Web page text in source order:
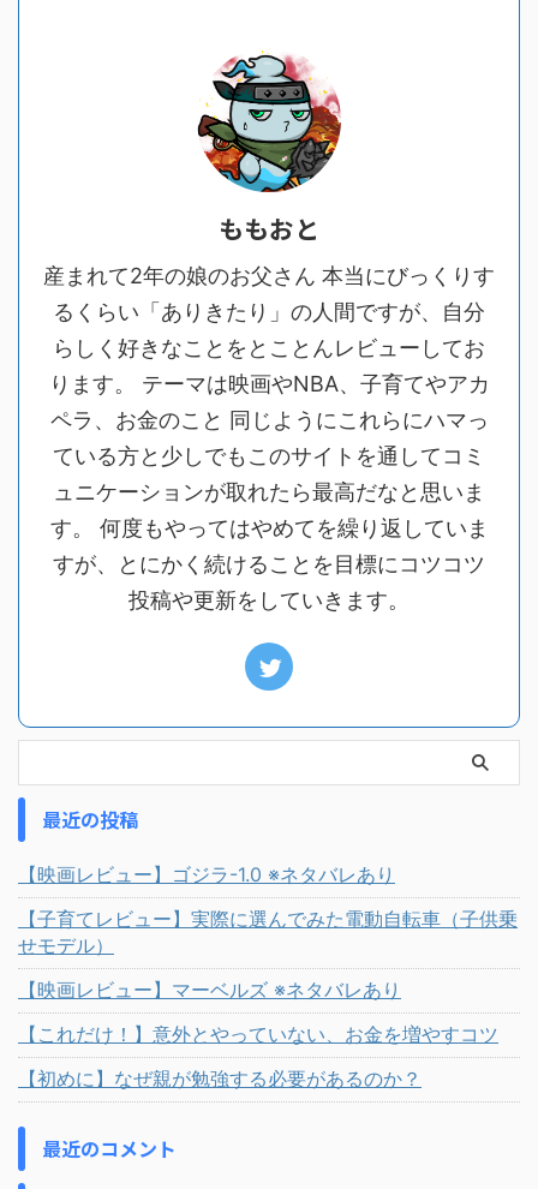
ももおと
産まれて2年の娘のお父さん 本当にびっくりす
るくらい「ありきたり」の人間ですが、自分
らしく好きなことをとことんレビューしてお
ります。 テーマは映画やNBA、子育てやアカ
ペラ、お金のこと 同じようにこれらにハマっ
ている方と少しでもこのサイトを通してコミ
ュニケーションが取れたら最高だなと思いま
す。 何度もやってはやめてを繰り返していま
すが、とにかく続けることを目標にコツコツ
投稿や更新をしていきます。
最近の投稿
【映画レビュー】ゴジラ-1.0 ※ネタバレあり
【子育てレビュー】実際に選んでみた電動自転車（子供乗
せモデル）
【映画レビュー】マーベルズ ※ネタバレあり
【これだけ！】意外とやっていない、お金を増やすコツ
【初めに】なぜ親が勉強する必要があるのか？
最近のコメント